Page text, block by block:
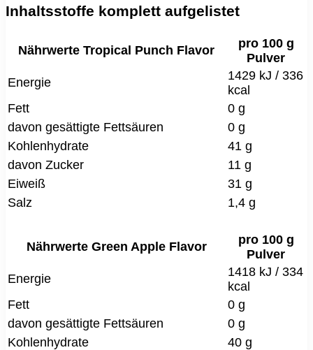
Inhaltsstoffe komplett aufgelistet
Nährwerte Tropical Punch Flavor
pro 100 g
Pulver
Energie
1429 kJ / 336
kcal
Fett
0 g
davon gesättigte Fettsäuren
0 g
Kohlenhydrate
41 g
davon Zucker
11 g
Eiweiß
31 g
Salz
1,4 g
Nährwerte Green Apple Flavor
pro 100 g
Pulver
Energie
1418 kJ / 334
kcal
Fett
0 g
davon gesättigte Fettsäuren
0 g
Kohlenhydrate
40 g